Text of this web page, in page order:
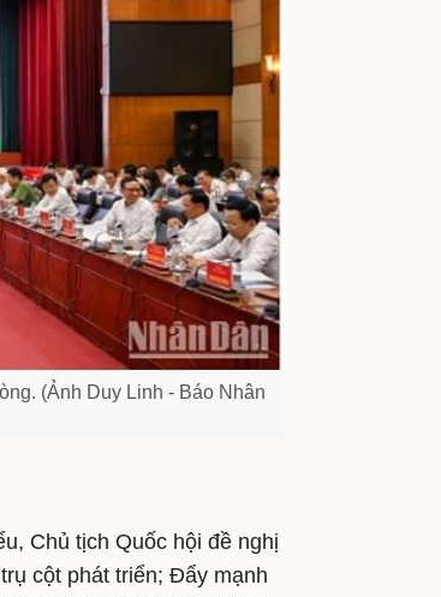
(Ảnh Duy Linh - Báo Nhân
Chủ tịch Quốc hội đề nghị
cột phát triển; Đẩy mạnh